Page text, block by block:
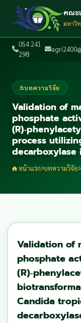
054 241
298
คณะ
มหาวิ
บทความวิจัย
Validation of
phosphate
process
หน้าแรก บทความวิจัย
Validation of
phosphate
Candida